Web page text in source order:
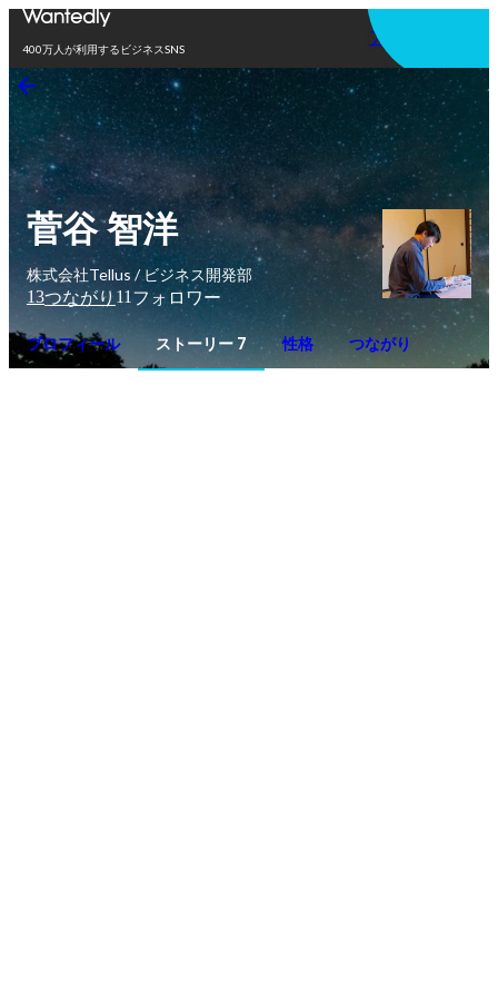
400万人が利用するビジネスSNS
アプリを使う
菅谷 智洋
株式会社Tellus / ビジネス開発部
13つながり11 フォロワー
プロフィール ストーリー 7 性格 つながり